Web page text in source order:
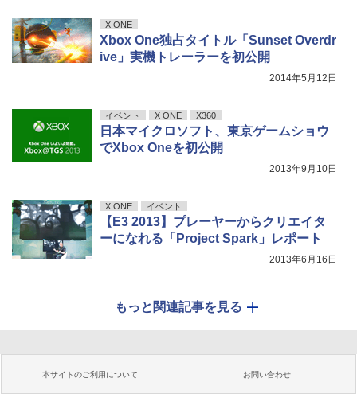
X ONE
Xbox One独占タイトル「Sunset Overdr
ive」実機トレーラーを初公開
2014年5月12日
イベント X ONE X360
日本マイクロソフト、東京ゲームショウ
でXbox Oneを初公開
2013年9月10日
X ONE イベント
【E3 2013】プレーヤーからクリエイタ
ーになれる「Project Spark」レポート
2013年6月16日
もっと関連記事を見る
本サイトのご利用について お問い合わせ